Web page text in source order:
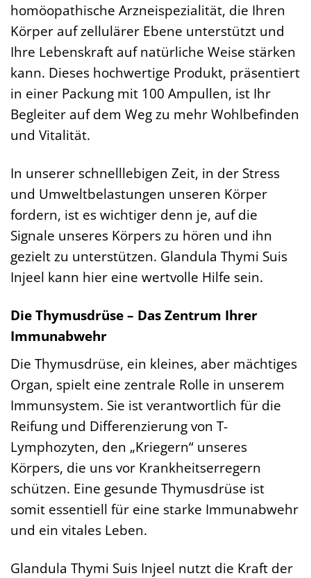
homöopathische Arzneispezialität, die Ihren
Körper auf zellulärer Ebene unterstützt und
Ihre Lebenskraft auf natürliche Weise stärken
kann. Dieses hochwertige Produkt, präsentiert
in einer Packung mit 100 Ampullen, ist Ihr
Begleiter auf dem Weg zu mehr Wohlbefinden
und Vitalität.
In unserer schnelllebigen Zeit, in der Stress
und Umweltbelastungen unseren Körper
fordern, ist es wichtiger denn je, auf die
Signale unseres Körpers zu hören und ihn
gezielt zu unterstützen. Glandula Thymi Suis
Injeel kann hier eine wertvolle Hilfe sein.
Die Thymusdrüse – Das Zentrum Ihrer
Immunabwehr
Die Thymusdrüse, ein kleines, aber mächtiges
Organ, spielt eine zentrale Rolle in unserem
Immunsystem. Sie ist verantwortlich für die
Reifung und Differenzierung von T-
Lymphozyten, den „Kriegern“ unseres
Körpers, die uns vor Krankheitserregern
schützen. Eine gesunde Thymusdrüse ist
somit essentiell für eine starke Immunabwehr
und ein vitales Leben.
Glandula Thymi Suis Injeel nutzt die Kraft der